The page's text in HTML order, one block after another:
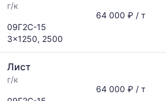
г/к
09Г2С-15
3x1250, 2500
64 000 ₽ / т
Лист
г/к
64 000 ₽ / т